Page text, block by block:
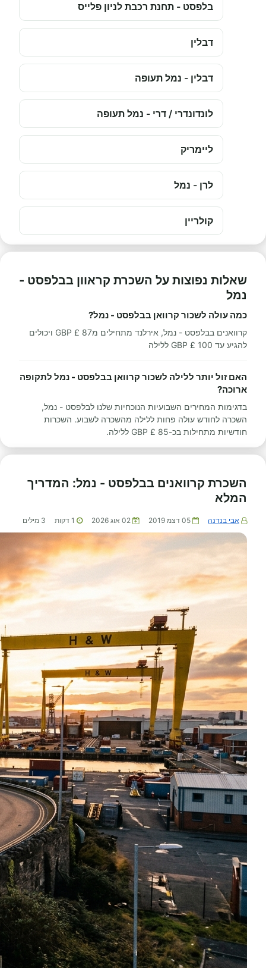
בלפסט - תחנת רכבת לניון פלייס
דבלין
דבלין - נמל תעופה
לונדונדרי / דרי - נמל תעופה
ליימריק
לרן - נמל
קולריין
שאלות נפוצות על השכרת קראוון בבלפסט -
נמל
כמה עולה לשכור קרוואן בבלפסט - נמל?
קרוואנים בבלפסט - נמל, אירלנד מתחילים מ87 £ GBP ויכולים
להגיע עד 100 £ GBP ללילה
האם זול יותר ללילה לשכור קרוואן בבלפסט - נמל לתקופה
ארוכה?
בדגימות המחירים השבועיות הנוכחיות שלנו לבלפסט - נמל,
השכרה לחודש עולה פחות ללילה מהשכרה לשבוע. השכרות
חודשיות מתחילות בכ-85 £ GBP ללילה.
השכרת קרוואנים בבלפסט - נמל: המדריך
המלא
אבי בנדנה 05 דצמ 2019 02 אוג 2026 1 דקות 3 מילים